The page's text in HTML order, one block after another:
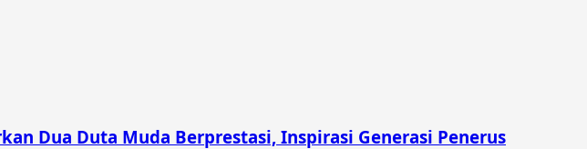
Dua Duta Muda Berprestasi, Inspirasi Generasi Penerus